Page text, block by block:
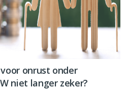
onrust onder
niet langer zeker?